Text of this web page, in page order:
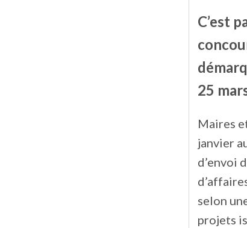
C’est
25
Maires
janvier
d’envoi
selon
projets